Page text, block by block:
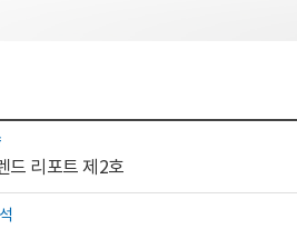
드 리포트 제2호